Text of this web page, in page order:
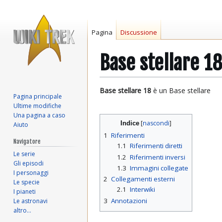
Base stellare 18
Vai
navigazione
Vai
ricerca
Base stellare 18 è un Base stellare
Indice
1 Riferimenti
1.1 Riferimenti diretti
1.2 Riferimenti inversi
1.3 Immagini collegate
2 Collegamenti esterni
2.1 Interwiki
3 Annotazioni
Pagina Discussione
Pagina principale
Ultime modifiche
Una pagina a caso
Aiuto
Navigatore
Le serie
Gli episodi
I personaggi
Le specie
I pianeti
Le astronavi
altro…